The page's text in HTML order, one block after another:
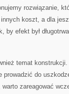
rozwiązanie,
koszt, a dla
efekt był
temat
do
zareagować